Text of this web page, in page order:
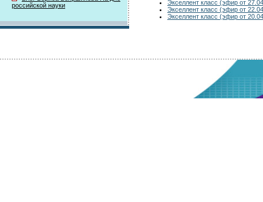
российской науки
Экселлент класс (эфир от
Экселлент класс (эфир от
Экселлент класс (эфир от